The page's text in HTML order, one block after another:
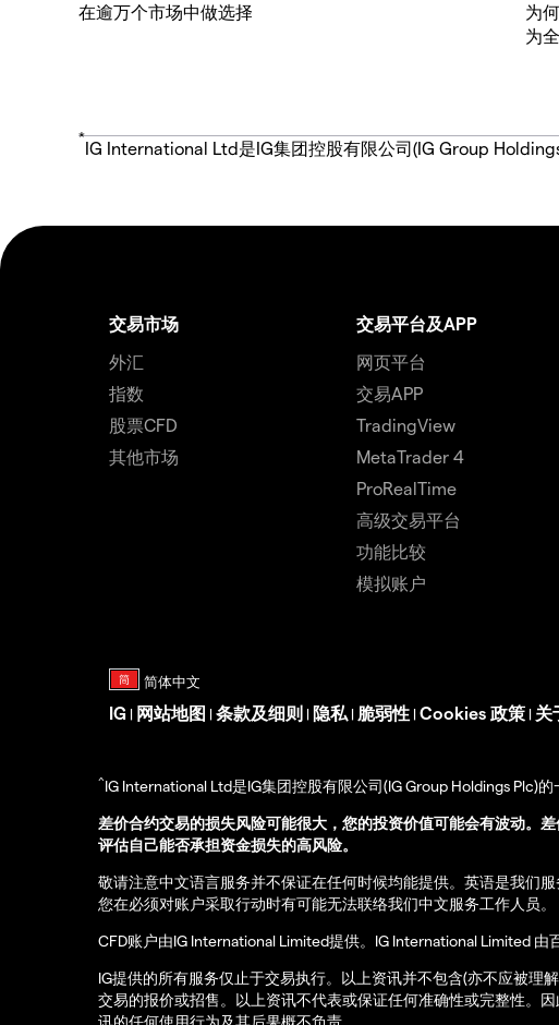
在逾万个市场中做选择
为
为
*
IG International Ltd是IG集团控股有限公司(IG Group
交易市场
外汇
指数
股票CFD
其他市场
交易平台及APP
网页平台
交易APP
TradingView
MetaTrader 4
ProRealTime
高级交易平台
功能比较
模拟账户
IG | 网站地图 | 条款及细则 | 隐私 | 脆弱性 | Cookies 政策 | 关
^IG International Ltd是IG集团控股有限公司(IG Group Holdings Plc)
差价合约交易的损失风险可能很大，您的投资价值可能会有波动。
评估自己能否承担资金损失的高风险。
敬请注意中文语言服务并不保证在任何时候均能提供。英语是我们
您在必须对账户采取行动时有可能无法联络我们中文服务工作人员。
CFD账户由IG International Limited提供。IG International Limited 由
IG提供的所有服务仅止于交易执行。以上资讯并不包含(亦不应被
交易的报价或招售。以上资讯不代表或保证任何准确性或完整性。